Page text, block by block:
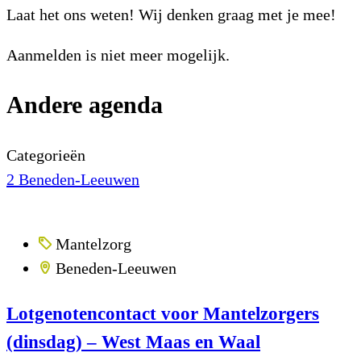
Laat het ons weten! Wij denken graag met je mee!
Aanmelden is niet meer mogelijk.
Andere agenda
Categorieën
2 Beneden-Leeuwen
Mantelzorg
Beneden-Leeuwen
Lotgenotencontact voor Mantelzorgers
(dinsdag) – West Maas en Waal